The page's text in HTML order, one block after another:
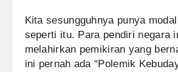
Kita sesungguhnya punya
seperti itu. Para pendiri negara
melahirkan pemikiran yang
ini pernah ada “Polemik